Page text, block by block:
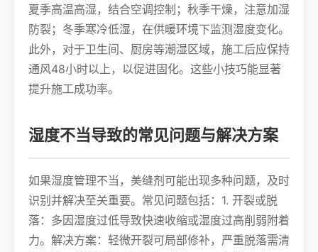
夏季高温高湿，结合空调控制；秋季干燥，注意加湿
防裂；冬季寒冷低湿，在供暖环境下监测湿度变化。
此外，对于卫生间、厨房等潮湿区域，施工后应保持
通风48小时以上，以促进固化。这些小技巧能显著
提升施工成功率。
湿度不当导致的常见问题与解决方案
如果湿度管理不当，美缝剂可能出现多种问题，及时
识别并解决至关重要。常见问题包括：1. 开裂或脱
落：多因湿度过低导致快速收缩或湿度过高削弱附着
力。解决方案：轻微开裂可局部修补，严重脱落需清